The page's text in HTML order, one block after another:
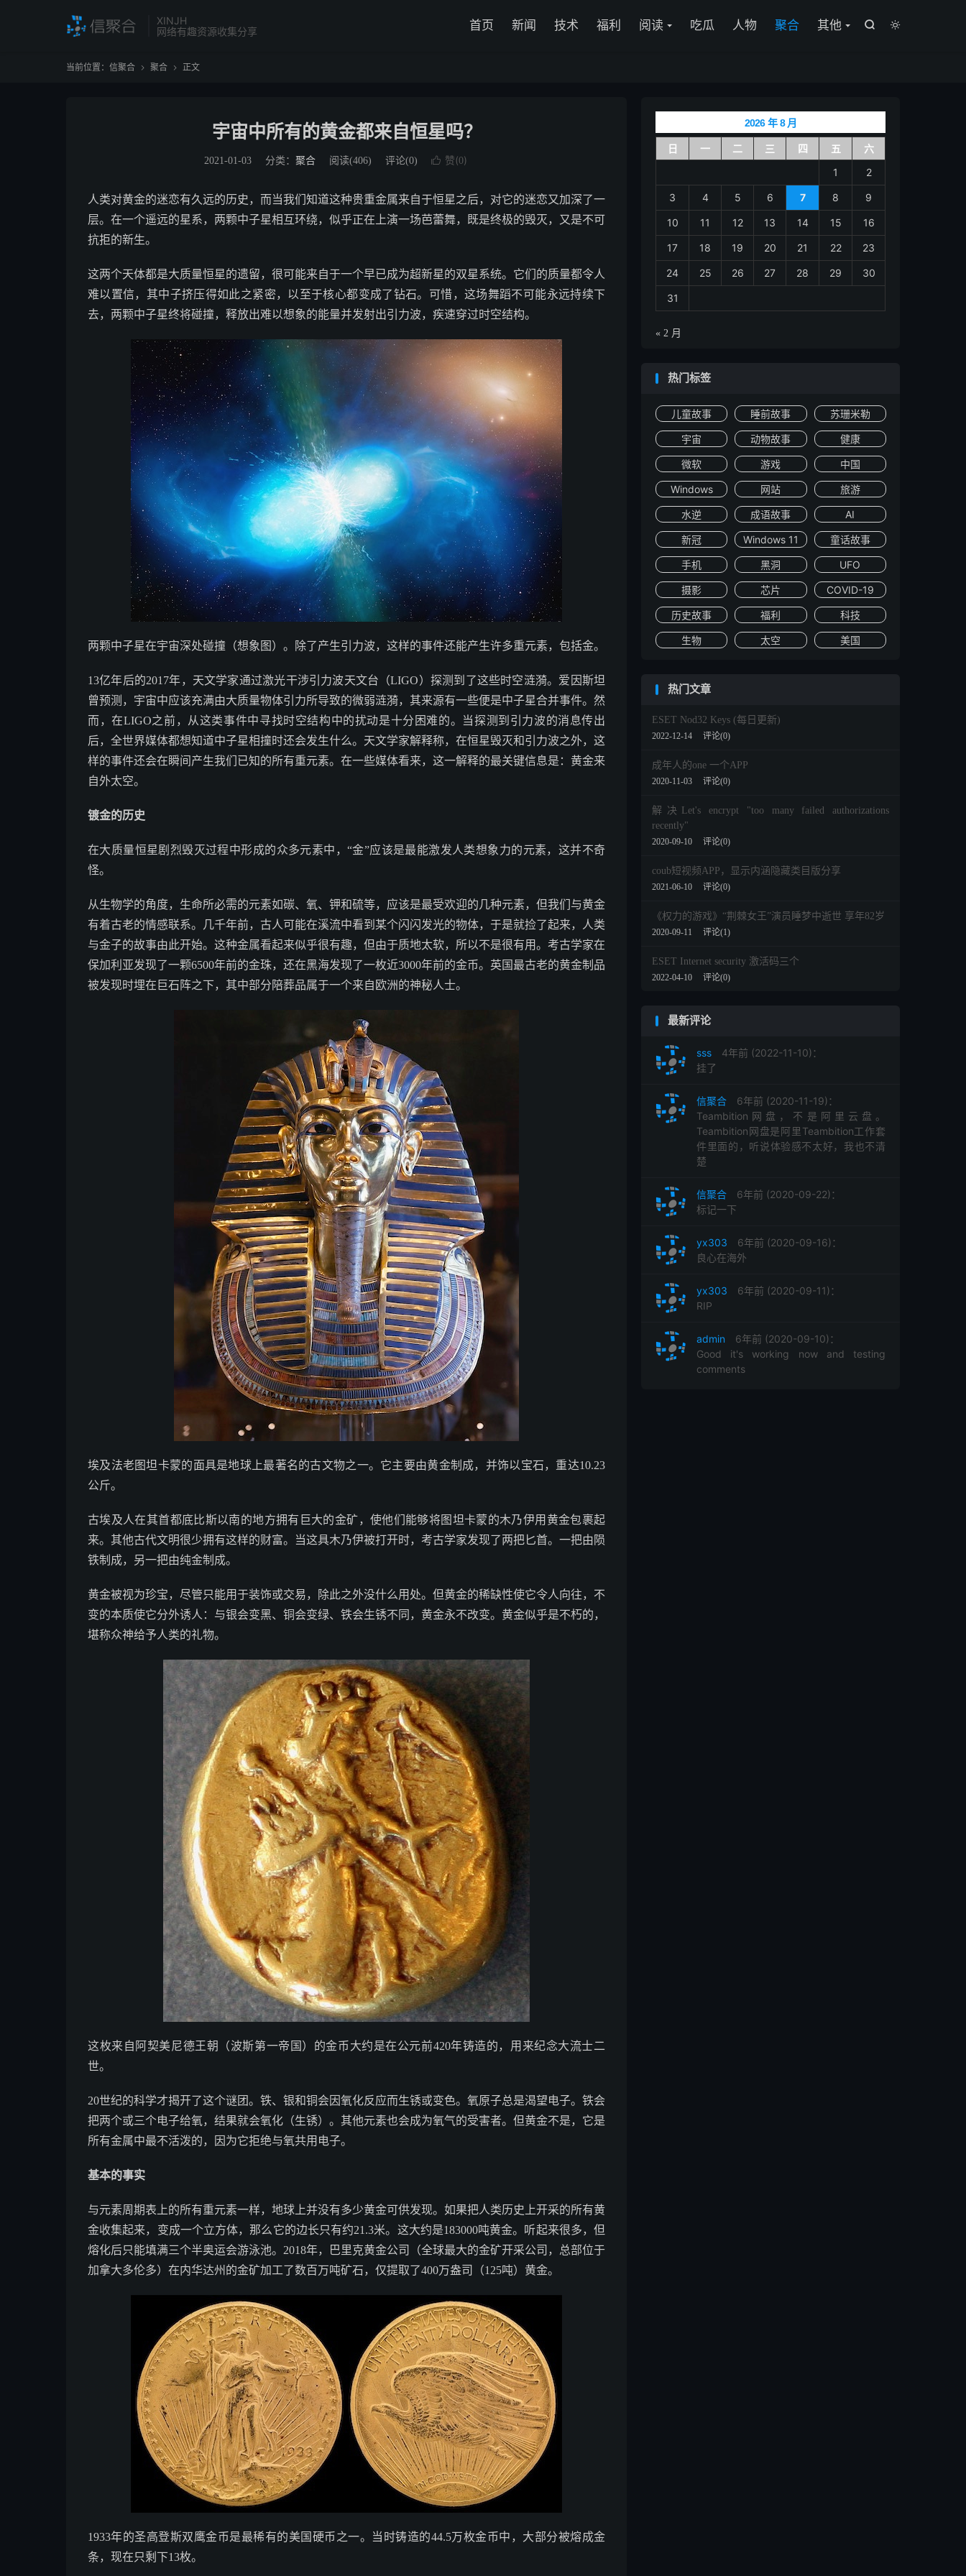
XINJH
网络有趣资源收集分享


首页 新闻 技术 福利 阅读 吃瓜 人物 聚合 其他
当前位置： 信聚合  聚合  正文
宇宙中所有的黄金都来自恒星吗？
2021-01-03 分类： 聚合 阅读(406) 评论(0)  赞(0)
人类对黄金的迷恋有久远的历史，而当我们知道这种贵重金属来自于恒星之后，对它的迷恋又加深了一
层。在一个遥远的星系，两颗中子星相互环绕，似乎正在上演一场芭蕾舞，既是终极的毁灭，又是不可
抗拒的新生。
这两个天体都是大质量恒星的遗留，很可能来自于一个早已成为超新星的双星系统。它们的质量都令人
难以置信，其中子挤压得如此之紧密，以至于核心都变成了钻石。可惜，这场舞蹈不可能永远持续下
去，两颗中子星终将碰撞，释放出难以想象的能量并发射出引力波，疾速穿过时空结构。
两颗中子星在宇宙深处碰撞（想象图）。除了产生引力波，这样的事件还能产生许多重元素，包括金。
13亿年后的2017年，天文学家通过激光干涉引力波天文台（LIGO）探测到了这些时空涟漪。爱因斯坦
曾预测，宇宙中应该充满由大质量物体引力所导致的微弱涟漪，其来源有一些便是中子星合并事件。然
而，在LIGO之前，从这类事件中寻找时空结构中的扰动是十分困难的。当探测到引力波的消息传出
后，全世界媒体都想知道中子星相撞时还会发生什么。天文学家解释称，在恒星毁灭和引力波之外，这
样的事件还会在瞬间产生我们已知的所有重元素。在一些媒体看来，这一解释的最关键信息是：黄金来
自外太空。
镀金的历史
在大质量恒星剧烈毁灭过程中形成的众多元素中，“金”应该是最能激发人类想象力的元素，这并不奇
怪。
从生物学的角度，生命所必需的元素如碳、氧、钾和硫等，应该是最受欢迎的几种元素，但我们与黄金
有着古老的情感联系。几千年前，古人可能在溪流中看到某个闪闪发光的物体，于是就捡了起来，人类
与金子的故事由此开始。这种金属看起来似乎很有趣，但由于质地太软，所以不是很有用。考古学家在
保加利亚发现了一颗6500年前的金珠，还在黑海发现了一枚近3000年前的金币。英国最古老的黄金制品
被发现时埋在巨石阵之下，其中部分陪葬品属于一个来自欧洲的神秘人士。
埃及法老图坦卡蒙的面具是地球上最著名的古文物之一。它主要由黄金制成，并饰以宝石，重达10.23
公斤。
古埃及人在其首都底比斯以南的地方拥有巨大的金矿，使他们能够将图坦卡蒙的木乃伊用黄金包裹起
来。其他古代文明很少拥有这样的财富。当这具木乃伊被打开时，考古学家发现了两把匕首。一把由陨
铁制成，另一把由纯金制成。
黄金被视为珍宝，尽管只能用于装饰或交易，除此之外没什么用处。但黄金的稀缺性使它令人向往，不
变的本质使它分外诱人：与银会变黑、铜会变绿、铁会生锈不同，黄金永不改变。黄金似乎是不朽的，
堪称众神给予人类的礼物。
这枚来自阿契美尼德王朝（波斯第一帝国）的金币大约是在公元前420年铸造的，用来纪念大流士二
世。
20世纪的科学才揭开了这个谜团。铁、银和铜会因氧化反应而生锈或变色。氧原子总是渴望电子。铁会
把两个或三个电子给氧，结果就会氧化（生锈）。其他元素也会成为氧气的受害者。但黄金不是，它是
所有金属中最不活泼的，因为它拒绝与氧共用电子。
基本的事实
与元素周期表上的所有重元素一样，地球上并没有多少黄金可供发现。如果把人类历史上开采的所有黄
金收集起来，变成一个立方体，那么它的边长只有约21.3米。这大约是183000吨黄金。听起来很多，但
熔化后只能填满三个半奥运会游泳池。2018年，巴里克黄金公司（全球最大的金矿开采公司，总部位于
加拿大多伦多）在内华达州的金矿加工了数百万吨矿石，仅提取了400万盎司（125吨）黄金。
1933年的圣高登斯双鹰金币是最稀有的美国硬币之一。当时铸造的44.5万枚金币中，大部分被熔成金
条，现在只剩下13枚。
2026 年 8 月
日 一 二 三 四 五
六
1
2
3 4 5 6 7 8 9
10 11 12 13 14 15 16
17 18 19 20 21 22 23
24 25 26 27 28 29 30
31
« 2 月
热门标签
儿童故事 睡前故事 苏珊米勒
宇宙 动物故事 健康
微软 游戏 中国
Windows 网站 旅游
水逆 成语故事 AI
新冠 Windows 11 童话故事
手机 黑洞 UFO
摄影 芯片 COVID-19
历史故事 福利 科技
生物 太空 美国
热门文章
ESET Nod32 Keys (每日更新)
2022-12-14 评论(0)
成年人的one 一个APP
2020-11-03 评论(0)
解决Let's encrypt "too many failed authorizations
recently"
2020-09-10 评论(0)
coub短视频APP，显示内涵隐藏类目版分享
2021-06-10 评论(0)
《权力的游戏》“荆棘女王”演员睡梦中逝世 享年82岁
2020-09-11 评论(1)
ESET Internet security 激活码三个
2022-04-10 评论(0)
最新评论
sss
4年前 (2022-11-10)：
挂了
信聚合
6年前 (2020-11-19)：
Teambition网盘，不是阿里云盘。
Teambition网盘是阿里Teambition工作套
件里面的，听说体验感不太好，我也不清
楚
信聚合
6年前 (2020-09-22)：
标记一下
yx303
6年前 (2020-09-16)：
良心在海外
yx303
6年前 (2020-09-11)：
RIP
admin
6年前 (2020-09-10)：
Good it's working now and testing
comments